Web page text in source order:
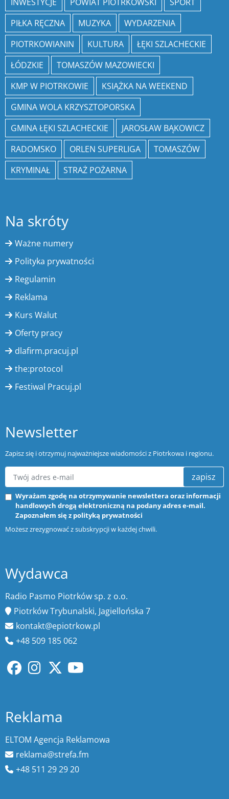
INWESTYCJE
POWIAT PIOTRKOWSKI
SPORT
PIŁKA RĘCZNA
MUZYKA
WYDARZENIA
PIOTRKOWIANIN
KULTURA
ŁĘKI SZLACHECKIE
ŁÓDZKIE
TOMASZÓW MAZOWIECKI
KMP W PIOTRKOWIE
KSIĄŻKA NA WEEKEND
GMINA WOLA KRZYSZTOPORSKA
GMINA ŁĘKI SZLACHECKIE
JAROSŁAW BĄKOWICZ
RADOMSKO
ORLEN SUPERLIGA
TOMASZÓW
KRYMINAŁ
STRAŻ POŻARNA
Na skróty
Ważne numery
Polityka prywatności
Regulamin
Reklama
Kurs Walut
Oferty pracy
dlafirm.pracuj.pl
the:protocol
Festiwal Pracuj.pl
Newsletter
Zapisz się i otrzymuj najważniejsze wiadomości z Piotrkowa i regionu.
zapisz
Wyrażam zgodę na otrzymywanie newslettera oraz informacji
handlowych drogą elektroniczną na podany adres e-mail.
Zapoznałem się z polityką prywatności
Możesz zrezygnować z subskrypcji w każdej chwili.
Wydawca
Radio Pasmo Piotrków sp. z o.o.
Piotrków Trybunalski, Jagiellońska 7
kontakt@epiotrkow.pl
+48 509 185 062
Reklama
ELTOM Agencja Reklamowa
reklama@strefa.fm
+48 511 29 29 20